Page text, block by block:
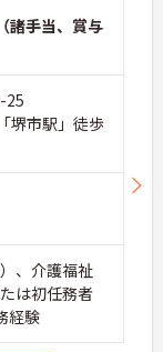
諸手当、賞与
25
堺市駅」徒歩
、介護福祉
は初任務者
経験